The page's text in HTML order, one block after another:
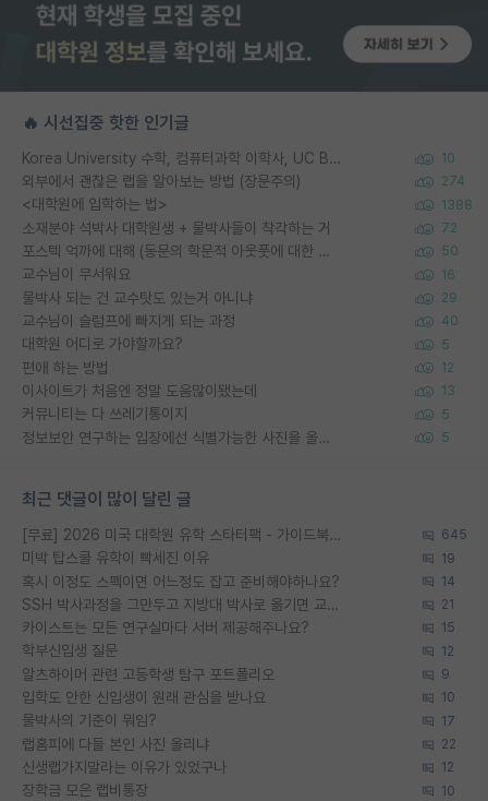
🔥 시선집중 핫한 인기글
Korea University 수학, 컴퓨터과학 이학사, UC Berkeley 산업공학 대학원 공학박사가 되는 것은 쉽지 않겠죠? 10
외부에서 괜찮은 랩을 알아보는 방법 (장문주의) 274
<대학원에 입학하는 법> 1388
소재분야 석박사 대학원생 + 물박사들이 착각하는 거 72
포스텍 억까에 대해 (동문의 학문적 아웃풋에 대한 반박) 50
교수님이 무서워요 16
물박사 되는 건 교수탓도 있는거 아니냐 29
교수님이 슬럼프에 빠지게 되는 과정 40
대학원 어디로 가야할까요? 5
편애 하는 방법 12
이사이트가 처음엔 정말 도움많이됐는데 13
커뮤니티는 다 쓰레기통이지 5
정보보안 연구하는 입장에선 식별가능한 사진을 올리는건 비추이긴함 5
최근 댓글이 많이 달린 글
[무료] 2026 미국 대학원 유학 스타터팩 - 가이드북 & 합격자 컨택메일 템플릿 645
미박 탑스쿨 유학이 빡세진 이유 19
혹시 이정도 스펙이면 어느정도 잡고 준비해야하나요? 14
SSH 박사과정을 그만두고 지방대 박사로 옮기면 교수의 꿈은 끝일까요? 21
카이스트는 모든 연구실마다 서버 제공해주나요? 15
학부신입생 질문 12
알츠하이머 관련 고등학생 탐구 포트폴리오 9
입학도 안한 신입생이 원래 관심을 받나요 10
물박사의 기준이 뭐임? 17
랩홈피에 다들 본인 사진 올리냐 22
신생랩가지말라는 이유가 있었구나 12
장학금 모은 랩비통장 10